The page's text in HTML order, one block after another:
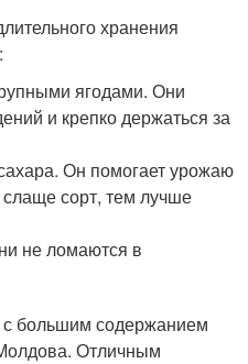
хранения
ягодами. Они
и крепко держаться за
Он помогает урожаю
сорт, тем лучше
не ломаются в
с большим содержанием
Отличным